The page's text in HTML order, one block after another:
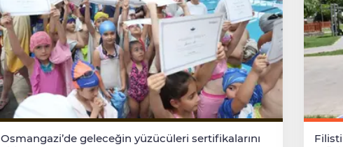
Osmangazi’de geleceğin yüzücüleri sertifikalarını